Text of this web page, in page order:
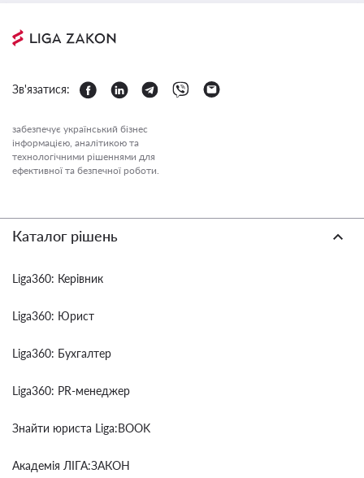
Зв'язатися:
забезпечує український бізнес
інформацією, аналітикою та
технологічними рішеннями для
ефективної та безпечної роботи.
Каталог рішень
Liga360: Керівник
Liga360: Юрист
Liga360: Бухгалтер
Liga360: PR-менеджер
Знайти юриста Liga:BOOK
Академія ЛІГА:ЗАКОН